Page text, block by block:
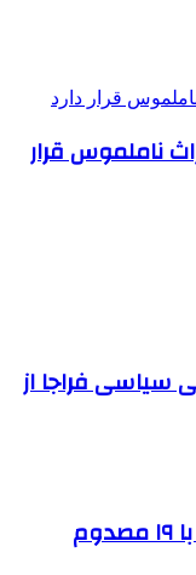
ناملموس قرار
سیاسی فراجا از